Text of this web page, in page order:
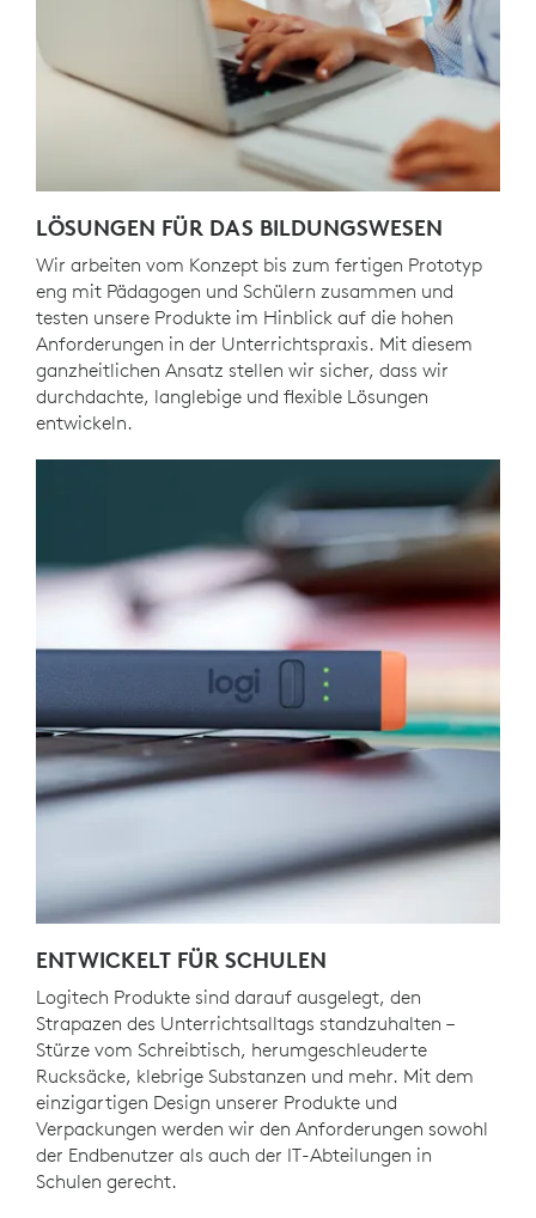
LÖSUNGEN FÜR DAS BILDUNGSWESEN
Wir arbeiten vom Konzept bis zum fertigen Prototyp
eng mit Pädagogen und Schülern zusammen und
testen unsere Produkte im Hinblick auf die hohen
Anforderungen in der Unterrichtspraxis. Mit diesem
ganzheitlichen Ansatz stellen wir sicher, dass wir
durchdachte, langlebige und flexible Lösungen
entwickeln.
ENTWICKELT FÜR SCHULEN
Logitech Produkte sind darauf ausgelegt, den
Strapazen des Unterrichtsalltags standzuhalten –
Stürze vom Schreibtisch, herumgeschleuderte
Rucksäcke, klebrige Substanzen und mehr. Mit dem
einzigartigen Design unserer Produkte und
Verpackungen werden wir den Anforderungen sowohl
der Endbenutzer als auch der IT-Abteilungen in
Schulen gerecht.